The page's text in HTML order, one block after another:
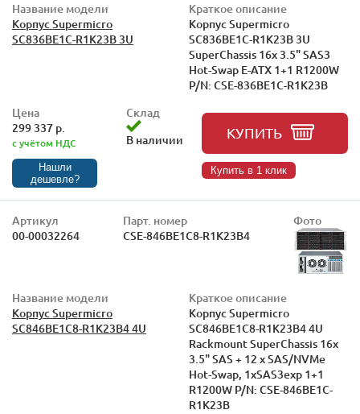
Название модели
Корпус Supermicro
SC836BE1C-R1K23B 3U
Краткое описание
Корпус Supermicro
SC836BE1C-R1K23B 3U
SuperChassis 16x 3.5" SAS3
Hot-Swap E-ATX 1+1 R1200W
P/N: CSE-836BE1C-R1K23B
Цена
299 337 р.
с учётом НДС
Нашли
дешевле?
Склад
В наличии
КУПИТЬ
Купить в 1 клик
Артикул
00-00032264
Парт. номер
CSE-846BE1C8-R1K23B4
Фото
Название модели
Корпус Supermicro
SC846BE1C8-R1K23B4 4U
Краткое описание
Корпус Supermicro
SC846BE1C8-R1K23B4 4U
Rackmount SuperChassis 16x
3.5" SAS + 12 x SAS/NVMe
Hot-Swap, 1xSAS3exp 1+1
R1200W P/N: CSE-846BE1C-
R1K23B